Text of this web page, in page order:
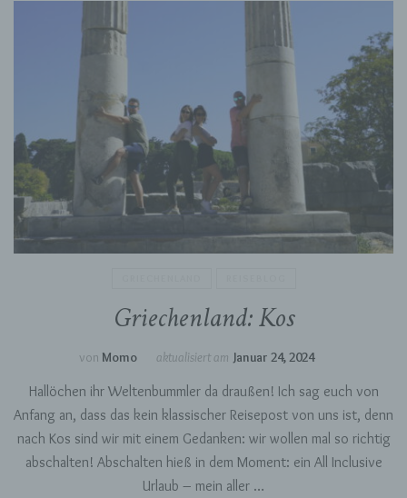
Griechenland: Kos
von Momo aktualisiert am Januar 24, 2024
Hallöchen ihr Weltenbummler da draußen! Ich sag euch von
Anfang an, dass das kein klassischer Reisepost von uns ist, denn
nach Kos sind wir mit einem Gedanken: wir wollen mal so richtig
abschalten! Abschalten hieß in dem Moment: ein All Inclusive
Urlaub – mein aller …